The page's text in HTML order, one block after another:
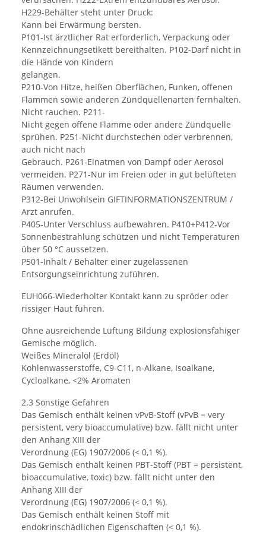
H229-Behälter steht unter Druck:
Kann bei Erwärmung bersten.
P101-Ist ärztlicher Rat erforderlich, Verpackung oder
Kennzeichnungsetikett bereithalten. P102-Darf nicht in
die Hände von Kindern
gelangen.
P210-Von Hitze, heißen Oberflächen, Funken, offenen
Flammen sowie anderen Zündquellenarten fernhalten.
Nicht rauchen. P211-
Nicht gegen offene Flamme oder andere Zündquelle
sprühen. P251-Nicht durchstechen oder verbrennen,
auch nicht nach
Gebrauch. P261-Einatmen von Dampf oder Aerosol
vermeiden. P271-Nur im Freien oder in gut belüfteten
Räumen verwenden.
P312-Bei Unwohlsein GIFTINFORMATIONSZENTRUM /
Arzt anrufen.
P405-Unter Verschluss aufbewahren. P410+P412-Vor
Sonnenbestrahlung schützen und nicht Temperaturen
über 50 °C aussetzen.
P501-Inhalt / Behälter einer zugelassenen
Entsorgungseinrichtung zuführen.
EUH066-Wiederholter Kontakt kann zu spröder oder
rissiger Haut führen.
Ohne ausreichende Lüftung Bildung explosionsfähiger
Gemische möglich.
Weißes Mineralöl (Erdöl)
Kohlenwasserstoffe, C9-C11, n-Alkane, Isoalkane,
Cycloalkane, <2% Aromaten
2.3 Sonstige Gefahren
Das Gemisch enthält keinen vPvB-Stoff (vPvB = very
persistent, very bioaccumulative) bzw. fällt nicht unter
den Anhang XIII der
Verordnung (EG) 1907/2006 (< 0,1 %).
Das Gemisch enthält keinen PBT-Stoff (PBT = persistent,
bioaccumulative, toxic) bzw. fällt nicht unter den
Anhang XIII der
Verordnung (EG) 1907/2006 (< 0,1 %).
Das Gemisch enthält keinen Stoff mit
endokrinschädlichen Eigenschaften (< 0,1 %).